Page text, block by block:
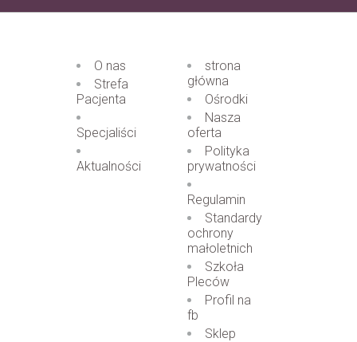
O nas
Strefa
Pacjenta
Specjaliści
Aktualności
strona
główna
Ośrodki
Nasza
oferta
Polityka
prywatności
Regulamin
Standardy
ochrony
małoletnich
Szkoła
Pleców
Profil na
fb
Sklep